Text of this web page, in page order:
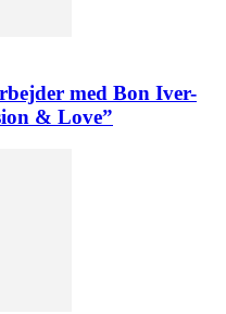
med Bon Iver-
& Love”